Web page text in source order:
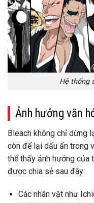
Hệ thống
Ảnh hưởng văn
Bleach không chỉ dừng
còn để lại dấu ấn trong
thể thấy ảnh hưởng của
được chia sẻ sau đây:
Các nhân vật như